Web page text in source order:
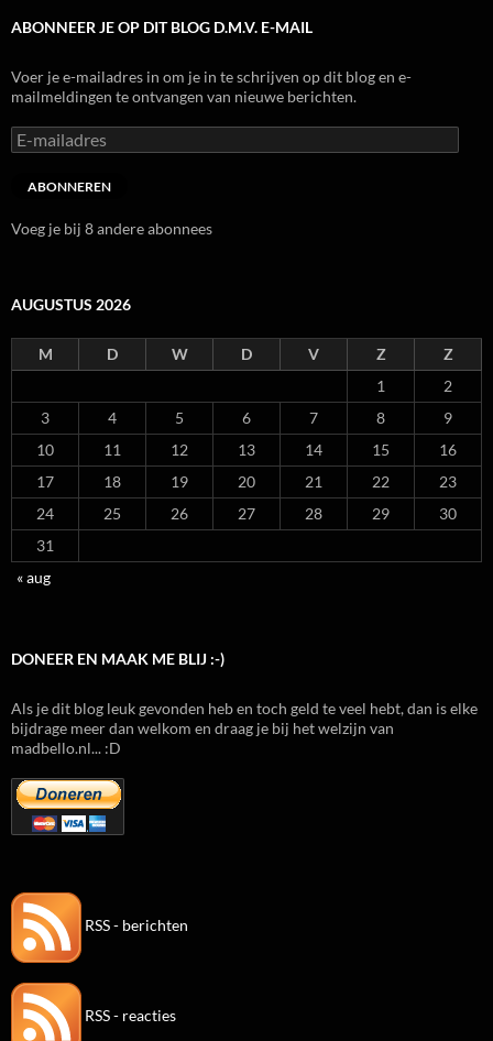
ABONNEER JE OP DIT BLOG D.M.V. E-MAIL
Voer je e-mailadres in om je in te schrijven op dit blog en e-
mailmeldingen te ontvangen van nieuwe berichten.
E-
mailadres
ABONNEREN
Voeg je bij 8 andere abonnees
AUGUSTUS 2026
M D W D V Z
Z
1
2
3
4 5 6 7 8
9
10
11 12 13 14 15
16
17
18 19 20 21 22
23
24
25 26 27 28 29
30
31
« aug
DONEER EN MAAK ME BLIJ :-)
Als je dit blog leuk gevonden heb en toch geld te veel hebt, dan is elke
bijdrage meer dan welkom en draag je bij het welzijn van
madbello.nl... :D
RSS - berichten
RSS - reacties